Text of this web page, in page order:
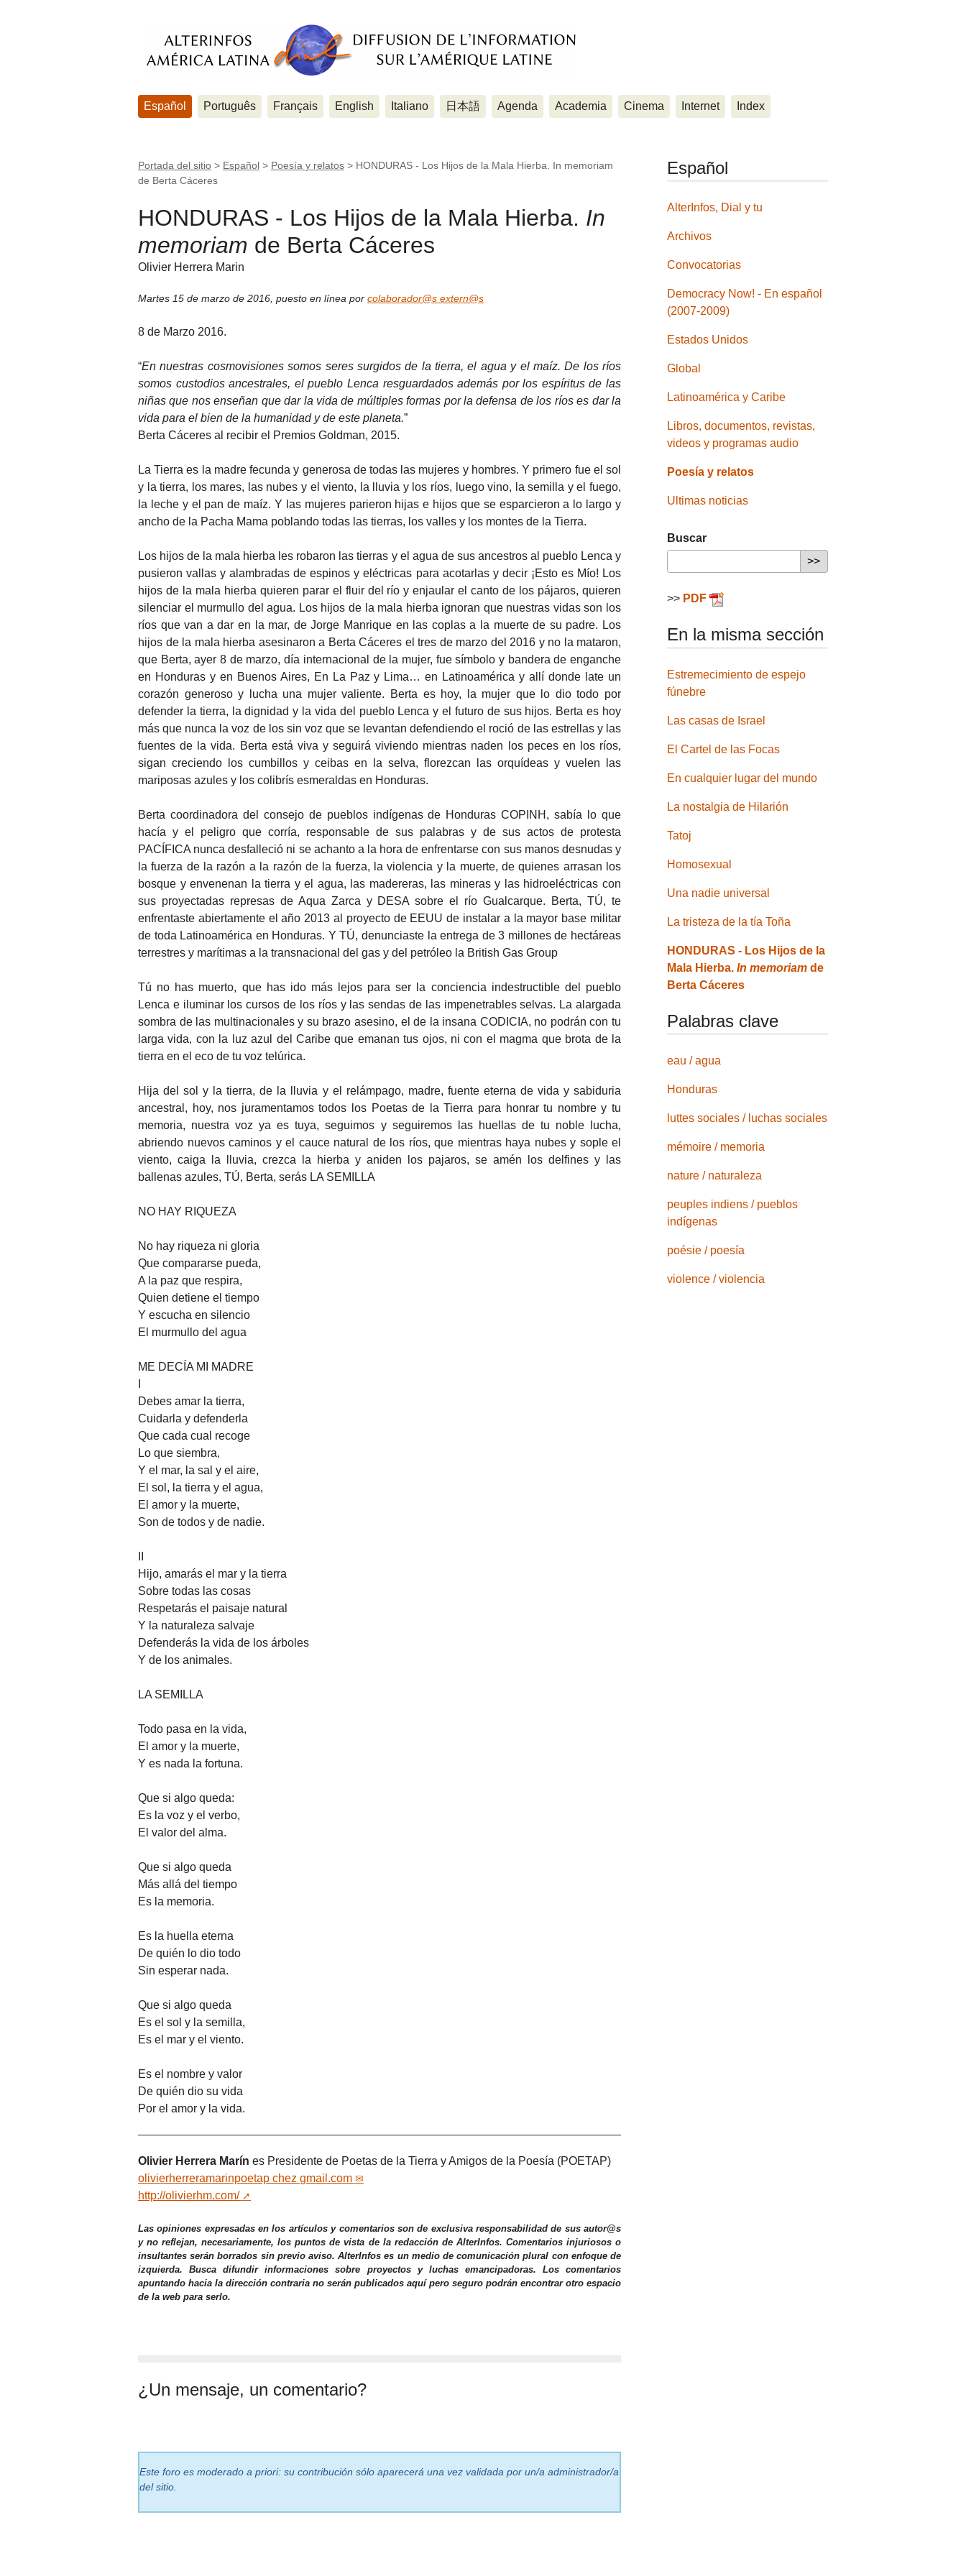
Español Português Français English Italiano 日本語 Agenda Academia Cinema Internet Index
Portada del sitio > Español > Poesía y relatos > HONDURAS - Los Hijos de la Mala Hierba. In memoriam
de Berta Cáceres
HONDURAS - Los Hijos de la Mala Hierba. In
memoriam de Berta Cáceres
Olivier Herrera Marin
Martes 15 de marzo de 2016 puesto en línea por colaborador@s extern@s
8 de Marzo 2016.
“En nuestras cosmovisiones somos seres surgidos de la tierra, el agua y el maíz. De los ríos
somos custodios ancestrales, el pueblo Lenca resguardados además por los espíritus de las
niñas que nos enseñan que dar la vida de múltiples formas por la defensa de los ríos es dar la
vida para el bien de la humanidad y de este planeta.”
Berta Cáceres al recibir el Premios Goldman, 2015.
La Tierra es la madre fecunda y generosa de todas las mujeres y hombres. Y primero fue el sol
y la tierra, los mares, las nubes y el viento, la lluvia y los ríos, luego vino, la semilla y el fuego,
la leche y el pan de maíz. Y las mujeres parieron hijas e hijos que se esparcieron a lo largo y
ancho de la Pacha Mama poblando todas las tierras, los valles y los montes de la Tierra.
Los hijos de la mala hierba les robaron las tierras y el agua de sus ancestros al pueblo Lenca y
pusieron vallas y alambradas de espinos y eléctricas para acotarlas y decir ¡Esto es Mío! Los
hijos de la mala hierba quieren parar el fluir del río y enjaular el canto de los pájaros, quieren
silenciar el murmullo del agua. Los hijos de la mala hierba ignoran que nuestras vidas son los
ríos que van a dar en la mar, de Jorge Manrique en las coplas a la muerte de su padre. Los
hijos de la mala hierba asesinaron a Berta Cáceres el tres de marzo del 2016 y no la mataron,
que Berta, ayer 8 de marzo, día internacional de la mujer, fue símbolo y bandera de enganche
en Honduras y en Buenos Aires, En La Paz y Lima… en Latinoamérica y allí donde late un
corazón generoso y lucha una mujer valiente. Berta es hoy, la mujer que lo dio todo por
defender la tierra, la dignidad y la vida del pueblo Lenca y el futuro de sus hijos. Berta es hoy
más que nunca la voz de los sin voz que se levantan defendiendo el roció de las estrellas y las
fuentes de la vida. Berta está viva y seguirá viviendo mientras naden los peces en los ríos,
sigan creciendo los cumbillos y ceibas en la selva, florezcan las orquídeas y vuelen las
mariposas azules y los colibrís esmeraldas en Honduras.
Berta coordinadora del consejo de pueblos indígenas de Honduras COPINH, sabía lo que
hacía y el peligro que corría, responsable de sus palabras y de sus actos de protesta
PACÍFICA nunca desfalleció ni se achanto a la hora de enfrentarse con sus manos desnudas y
la fuerza de la razón a la razón de la fuerza, la violencia y la muerte, de quienes arrasan los
bosque y envenenan la tierra y el agua, las madereras, las mineras y las hidroeléctricas con
sus proyectadas represas de Aqua Zarca y DESA sobre el río Gualcarque. Berta, TÚ, te
enfrentaste abiertamente el año 2013 al proyecto de EEUU de instalar a la mayor base militar
de toda Latinoamérica en Honduras. Y TÚ, denunciaste la entrega de 3 millones de hectáreas
terrestres y marítimas a la transnacional del gas y del petróleo la British Gas Group
Tú no has muerto, que has ido más lejos para ser la conciencia indestructible del pueblo
Lenca e iluminar los cursos de los ríos y las sendas de las impenetrables selvas. La alargada
sombra de las multinacionales y su brazo asesino, el de la insana CODICIA, no podrán con tu
larga vida, con la luz azul del Caribe que emanan tus ojos, ni con el magma que brota de la
tierra en el eco de tu voz telúrica.
Hija del sol y la tierra, de la lluvia y el relámpago, madre, fuente eterna de vida y sabiduria
ancestral, hoy, nos juramentamos todos los Poetas de la Tierra para honrar tu nombre y tu
memoria, nuestra voz ya es tuya, seguimos y seguiremos las huellas de tu noble lucha,
abriendo nuevos caminos y el cauce natural de los ríos, que mientras haya nubes y sople el
viento, caiga la lluvia, crezca la hierba y aniden los pajaros, se amén los delfines y las
ballenas azules, TÚ, Berta, serás LA SEMILLA
NO HAY RIQUEZA
No hay riqueza ni gloria
Que compararse pueda,
A la paz que respira,
Quien detiene el tiempo
Y escucha en silencio
El murmullo del agua
ME DECÍA MI MADRE
Debes amar la tierra,
Cuidarla y defenderla
Que cada cual recoge
Lo que siembra,
Y el mar, la sal y el aire,
El sol, la tierra y el agua,
El amor y la muerte,
Son de todos y de nadie.
Hijo, amarás el mar y la tierra
Sobre todas las cosas
Respetarás el paisaje natural
Y la naturaleza salvaje
Defenderás la vida de los árboles
Y de los animales.
LA SEMILLA
Todo pasa en la vida,
El amor y la muerte,
Y es nada la fortuna.
Que si algo queda:
Es la voz y el verbo,
El valor del alma.
Que si algo queda
Más allá del tiempo
Es la memoria.
Es la huella eterna
De quién lo dio todo
Sin esperar nada.
Que si algo queda
Es el sol y la semilla,
Es el mar y el viento.
Es el nombre y valor
De quién dio su vida
Por el amor y la vida.
Olivier Herrera Marín es Presidente de Poetas de la Tierra y Amigos de la Poesía (POETAP)
olivierherreramarinpoetap chez gmail.com
http://olivierhm.com/
Las opiniones expresadas en los artículos y comentarios son de exclusiva responsabilidad de sus autor@s
y no reflejan, necesariamente, los puntos de vista de la redacción de AlterInfos. Comentarios injuriosos o
insultantes serán borrados sin previo aviso. AlterInfos es un medio de comunicación plural con enfoque de
izquierda. Busca difundir informaciones sobre proyectos y luchas emancipadoras. Los comentarios
apuntando hacia la dirección contraria no serán publicados aquí pero seguro podrán encontrar otro espacio
de la web para serlo.
¿Un mensaje, un comentario?
Este foro es moderado a priori: su contribución sólo aparecerá una vez validada por un/a administrador/a
del sitio.
Español
AlterInfos, Dial y tu
Archivos
Convocatorias
Democracy Now! - En español
(2007-2009)
Estados Unidos
Global
Latinoamérica y Caribe
Libros, documentos, revistas,
videos y programas audio
Poesía y relatos
Ultimas noticias
Buscar
>> PDF
En la misma sección
Estremecimiento de espejo
fúnebre
Las casas de Israel
El Cartel de las Focas
En cualquier lugar del mundo
La nostalgia de Hilarión
Tatoj
Homosexual
Una nadie universal
La tristeza de la tía Toña
HONDURAS - Los Hijos de la
Mala Hierba.In memoriam de
Berta Cáceres
Palabras clave
eau / agua
Honduras
luttes sociales / luchas sociales
mémoire / memoria
nature / naturaleza
peuples indiens / pueblos
indígenas
poésie / poesía
violence / violencia